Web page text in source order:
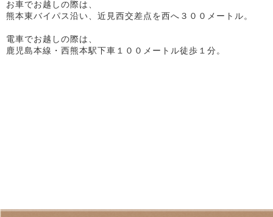
お車でお越しの際は、
熊本東バイパス沿い、近見西交差点を西へ３００メートル。
電車でお越しの際は、
鹿児島本線・西熊本駅下車１００メートル徒歩１分。